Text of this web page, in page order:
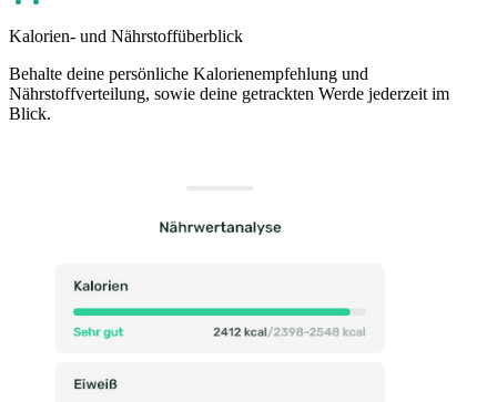
Kalorien- und Nährstoffüberblick
Behalte deine persönliche Kalorienempfehlung und
Nährstoffverteilung, sowie deine getrackten Werde jederzeit im
Blick.